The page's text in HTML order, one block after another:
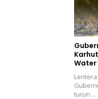
Water
Lentera
turun…